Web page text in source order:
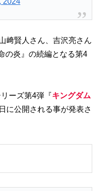
﨑賢人さん、吉沢亮さん
の炎』の続編となる第4
ーズ第4弾『キングダム
に公開される事が発表さ